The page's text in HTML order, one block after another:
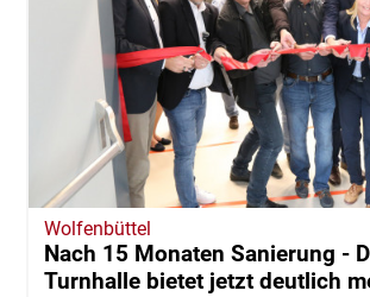
Wolfenbüttel
Nach 15 Monaten Sanierung -
Turnhalle bietet jetzt deutlich